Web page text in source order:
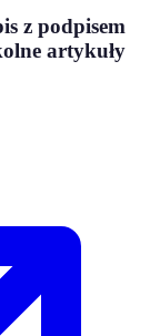
z podpisem
artykuły